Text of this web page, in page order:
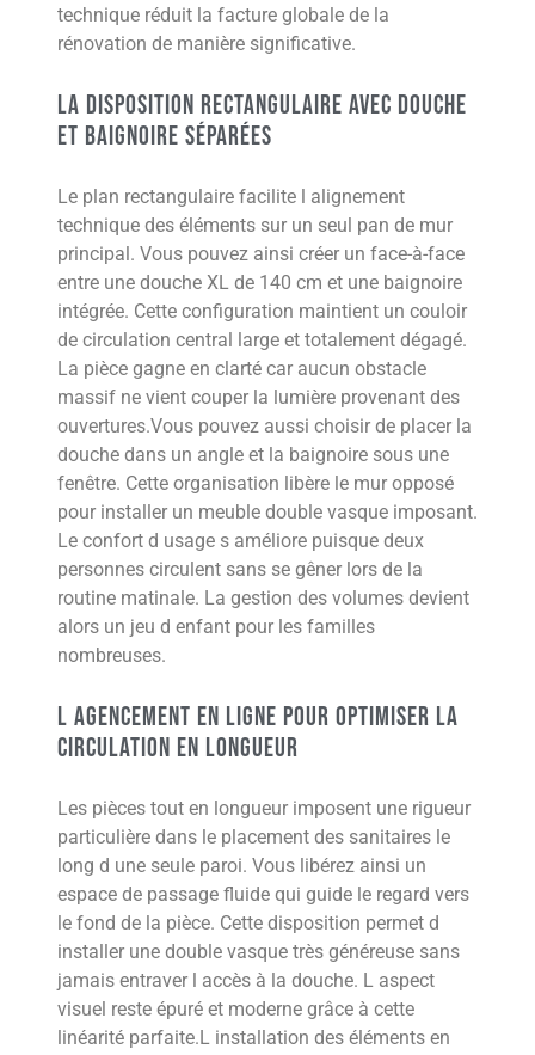
technique réduit la facture globale de la
rénovation de manière significative.
La disposition rectangulaire avec douche
et baignoire séparées
Le plan rectangulaire facilite l alignement
technique des éléments sur un seul pan de mur
principal. Vous pouvez ainsi créer un face-à-face
entre une douche XL de 140 cm et une baignoire
intégrée. Cette configuration maintient un couloir
de circulation central large et totalement dégagé.
La pièce gagne en clarté car aucun obstacle
massif ne vient couper la lumière provenant des
ouvertures.Vous pouvez aussi choisir de placer la
douche dans un angle et la baignoire sous une
fenêtre. Cette organisation libère le mur opposé
pour installer un meuble double vasque imposant.
Le confort d usage s améliore puisque deux
personnes circulent sans se gêner lors de la
routine matinale. La gestion des volumes devient
alors un jeu d enfant pour les familles
nombreuses.
L agencement en ligne pour optimiser la
circulation en longueur
Les pièces tout en longueur imposent une rigueur
particulière dans le placement des sanitaires le
long d une seule paroi. Vous libérez ainsi un
espace de passage fluide qui guide le regard vers
le fond de la pièce. Cette disposition permet d
installer une double vasque très généreuse sans
jamais entraver l accès à la douche. L aspect
visuel reste épuré et moderne grâce à cette
linéarité parfaite.L installation des éléments en